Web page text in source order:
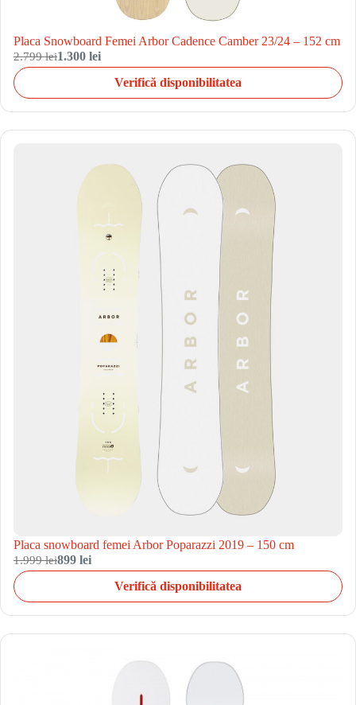
Placa Snowboard Femei Arbor Cadence Camber 23/24 – 152 cm
2.799 lei1.300 lei
Verifică disponibilitatea
Placa snowboard femei Arbor Poparazzi 2019 – 150 cm
1.999 lei899 lei
Verifică disponibilitatea